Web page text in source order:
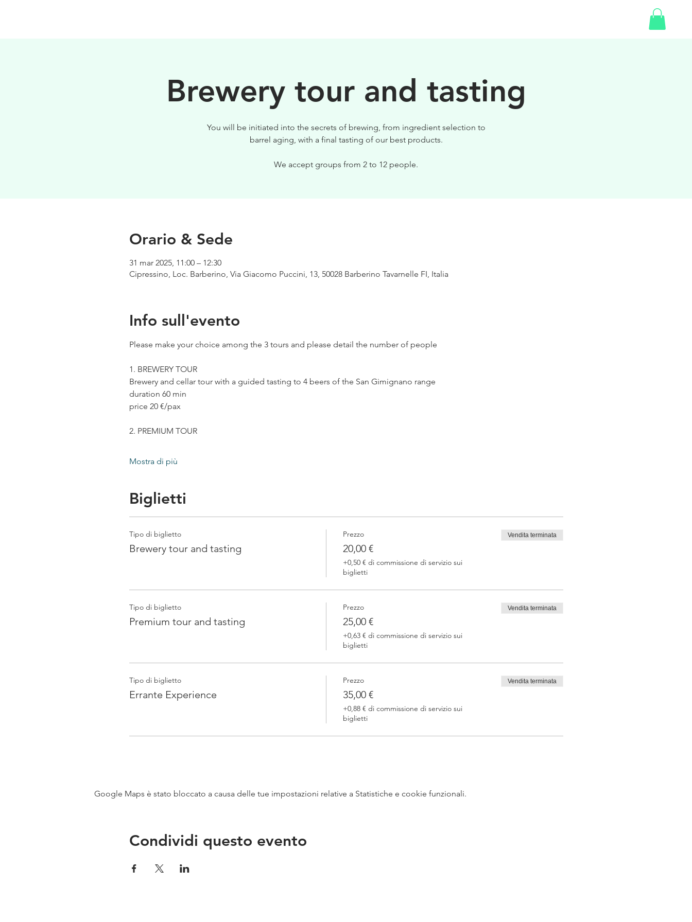
Brewery tour and tasting
You will be initiated into the secrets of brewing, from ingredient selection to
barrel aging, with a final tasting of our best products.
We accept groups from 2 to 12 people.
Orario & Sede
31 mar 2025, 11:00 – 12:30
Cipressino, Loc. Barberino, Via Giacomo Puccini, 13, 50028 Barberino Tavarnelle FI, Italia
Info sull'evento
Please make your choice among the 3 tours and please detail the number of people
1. BREWERY TOUR
Brewery and cellar tour with a guided tasting to 4 beers of the San Gimignano range
duration 60 min
price 20 €/pax
2. PREMIUM TOUR
Mostra di più
Biglietti
Tipo di biglietto
Brewery tour and tasting
Prezzo
20,00 €
+0,50 € di commissione di servizio sui
biglietti
Vendita terminata
Tipo di biglietto
Premium tour and tasting
Prezzo
25,00 €
+0,63 € di commissione di servizio sui
biglietti
Vendita terminata
Tipo di biglietto
Errante Experience
Prezzo
35,00 €
+0,88 € di commissione di servizio sui
biglietti
Vendita terminata
Google Maps è stato bloccato a causa delle tue impostazioni relative a Statistiche e cookie funzionali.
Condividi questo evento